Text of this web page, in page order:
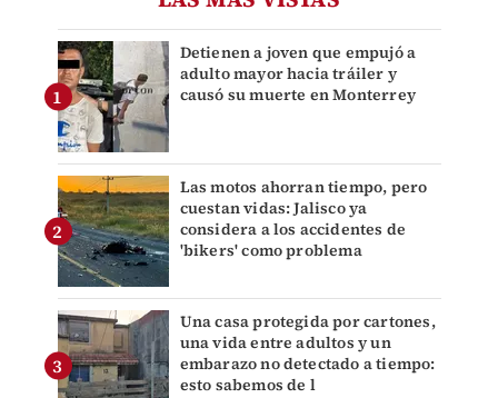
Detienen a joven que empujó a
adulto mayor hacia tráiler y
causó su muerte en Monterrey
Las motos ahorran tiempo, pero
cuestan vidas: Jalisco ya
considera a los accidentes de
'bikers' como problema
Una casa protegida por cartones,
una vida entre adultos y un
embarazo no detectado a tiempo:
esto sabemos de l